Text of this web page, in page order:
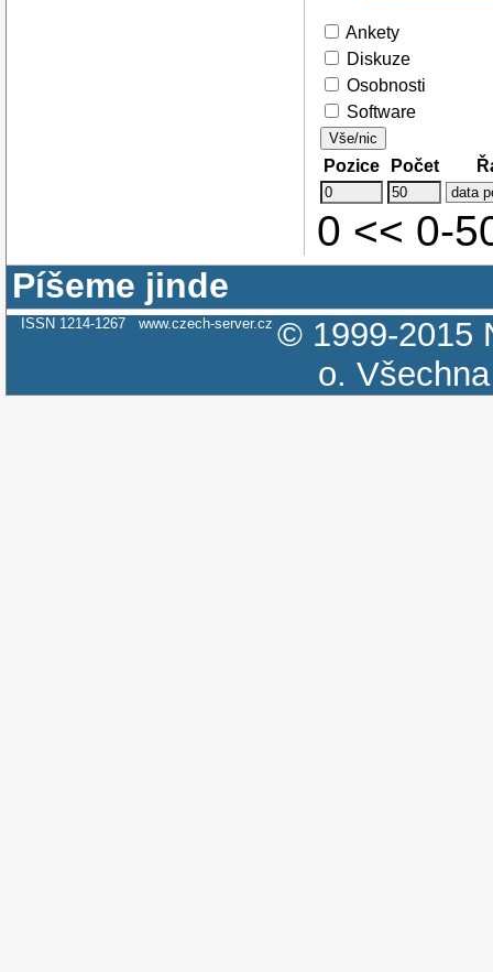
Ankety
Diskuze
Osobnosti
Software
Vše/nic
Pozice Počet
0 << 0-
Píšeme jinde
ISSN 1214-1267 www.czech-server.cz © 1999-2015
o.